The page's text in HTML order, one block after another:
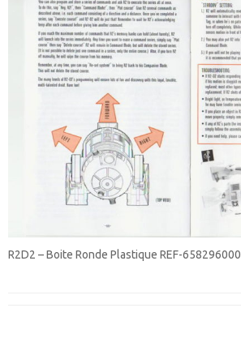
R2D2 – Boite Ronde Plastique REF-658296000